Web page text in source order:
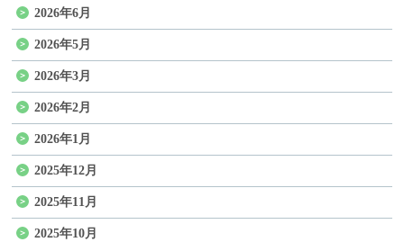
2026年6月
2026年5月
2026年3月
2026年2月
2026年1月
2025年12月
2025年11月
2025年10月